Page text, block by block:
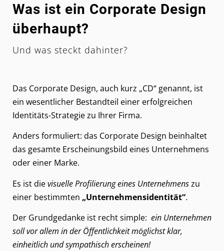
Was ist ein Corporate Design
überhaupt?
Und was steckt dahinter?
Das Corporate Design, auch kurz „CD“ genannt, ist
ein wesentlicher Bestandteil einer erfolgreichen
Identitäts-Strategie zu Ihrer Firma.
Anders formuliert: das Corporate Design beinhaltet
das gesamte Erscheinungsbild eines Unternehmens
oder einer Marke.
Es ist dievisuelleProfilierung eines Unternehmenszu
einer bestimmten „Unternehmensidentität“.
Der Grundgedanke ist recht simple: ein Unternehmen
soll vor allem in der Öffentlichkeit möglichst klar,
einheitlich und sympathisch erscheinen!